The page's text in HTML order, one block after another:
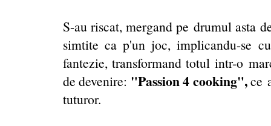
S-au riscat, mergand pe drumul asta
simtite ca p'un joc, implicandu-se
fantezie, transformand totul intr-o
de devenire: "Passion 4 cooking",ce
tuturor.